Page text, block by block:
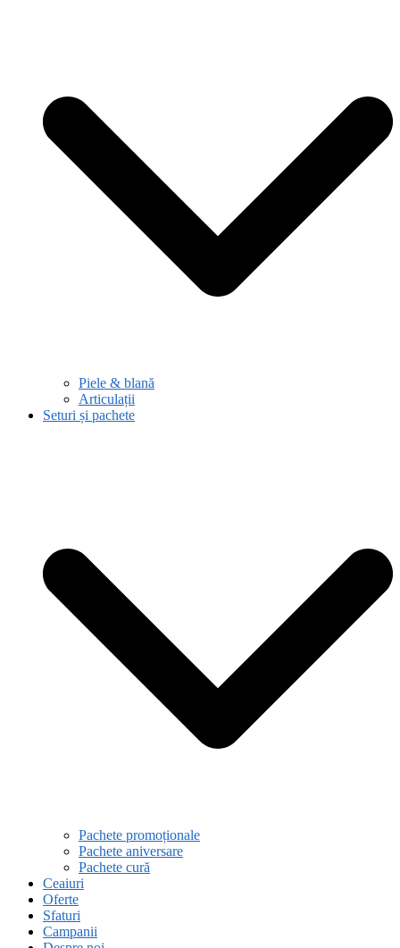
Piele & blană
Articulații
Seturi și pachete
Pachete promoționale
Pachete aniversare
Pachete cură
Ceaiuri
Oferte
Sfaturi
Campanii